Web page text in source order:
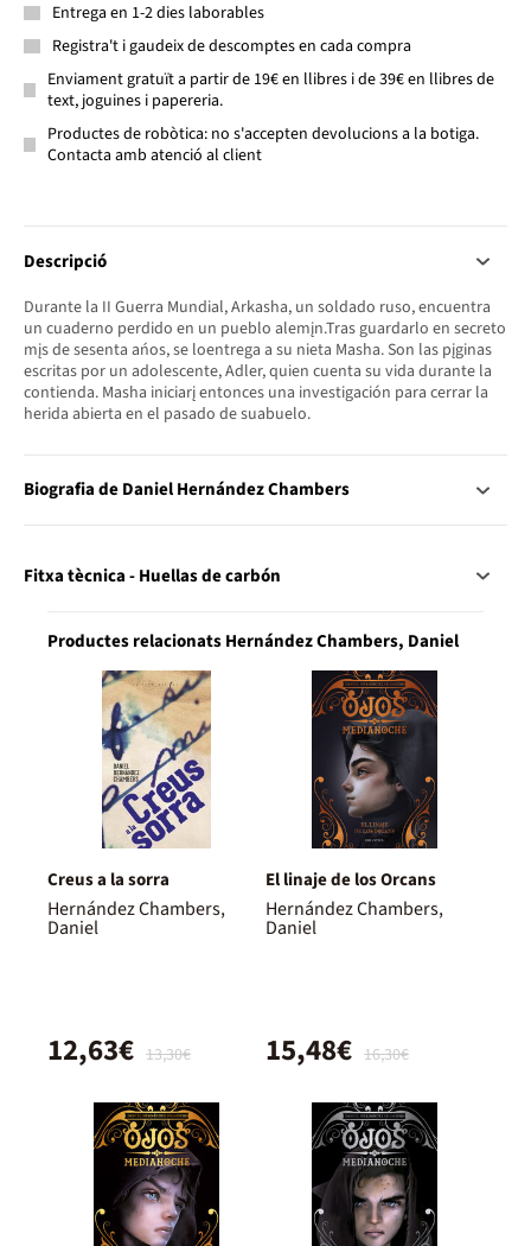
Entrega en 1-2 dies laborables
Registra't i gaudeix de descomptes en cada compra
Enviament gratuït a partir de 19€ en llibres i de 39€ en llibres de
text, joguines i papereria.
Productes de robòtica: no s'accepten devolucions a la botiga.
Contacta amb atenció al client
Descripció
Durante la II Guerra Mundial, Arkasha, un soldado ruso, encuentra
un cuaderno perdido en un pueblo alemįn.Tras guardarlo en secreto
mįs de sesenta ańos, se loentrega a su nieta Masha. Son las pįginas
escritas por un adolescente, Adler, quien cuenta su vida durante la
contienda. Masha iniciarį entonces una investigación para cerrar la
herida abierta en el pasado de suabuelo.
Biografia de Daniel Hernández Chambers
Fitxa tècnica - Huellas de carbón
Productes relacionats Hernández Chambers, Daniel
Creus a la sorra
Hernández Chambers,
Daniel
13,30€
12,63€
El linaje de los Orcans
Hernández Chambers,
Daniel
16,30€
15,48€